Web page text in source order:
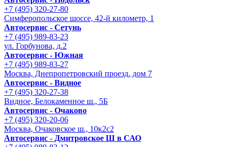
+7 (495) 320-27-80
Симферопольское шоссе, 42-й километр, 1
Автосервис - Сетунь
+7 (495) 989-83-23
ул. Горбунова, д.2
Автосервис - Южная
+7 (495) 989-83-27
Москва, Днепропетровский проезд, дом 7
Автосервис - Видное
+7 (495) 320-27-38
Видное, Белокаменное ш., 5Б
Автосервис - Очаково
+7 (495) 320-20-06
Москва, Очаковское ш., 10к2с2
Автосервис - Дмитровское Ш в САО